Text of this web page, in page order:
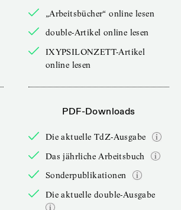
„Arbeitsbücher“ online lesen
double-Artikel online lesen
IXYPSILONZETT-Artikel
online lesen
PDF-Downloads
Die aktuelle TdZ-Ausgabe
Das jährliche Arbeitsbuch
Sonderpublikationen
Die aktuelle double-Ausgabe